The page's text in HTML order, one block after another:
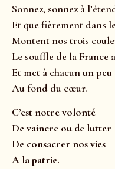
Sonnez, sonnez à
Et que fièrement dans
Montent nos trois
Le souffle de la France
Et met à chacun un peu
Au fond du cœur.
C’est notre volonté
De vaincre ou de lutter
De consacrer nos vies
A la patrie.